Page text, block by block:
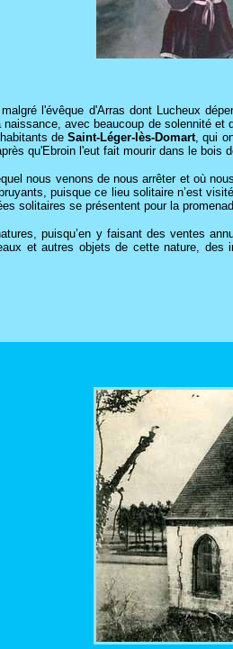
l'évêque d'Arras dont Lucheux
avec beaucoup de solennité
deSaint-Léger-lès-Domart, qui
qu'Ebroin l'eut fait mourir dans le
nous venons de nous arrêter et où
puisque ce lieu solitaire n’est
solitaires se présentent pour la
puisqu’en y faisant des ventes
et autres objets de cette nature,